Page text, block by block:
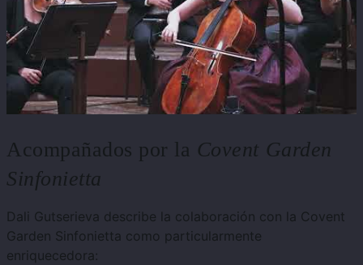
Acompañados por la Covent Garden
Sinfonietta
Dali Gutserieva describe la colaboración con la Covent
Garden Sinfonietta como particularmente
enriquecedora: